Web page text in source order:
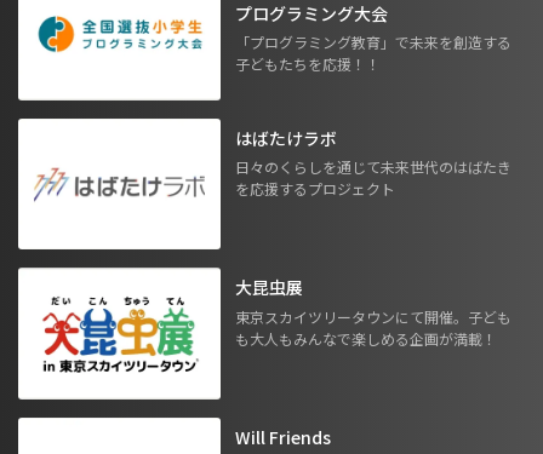
プログラミング大会
「プログラミング教育」で未来を創造する
子どもたちを応援！！
はばたけラボ
日々のくらしを通じて未来世代のはばたき
を応援するプロジェクト
大昆虫展
東京スカイツリータウンにて開催。子ども
も大人もみんなで楽しめる企画が満載！
Will Friends